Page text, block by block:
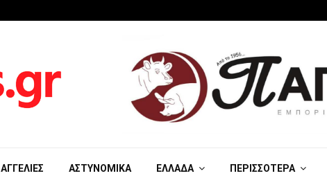
ΑΓΓΕΛΊΕΣ ΑΣΤΥΝΟΜΙΚΆ ΕΛΛΆΔΑ ΠΕΡΙΣΣΌΤΕΡΑ